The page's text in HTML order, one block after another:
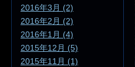
2016年3月 (2)
2016年2月 (2)
2016年1月 (4)
2015年12月 (5)
2015年11月 (1)